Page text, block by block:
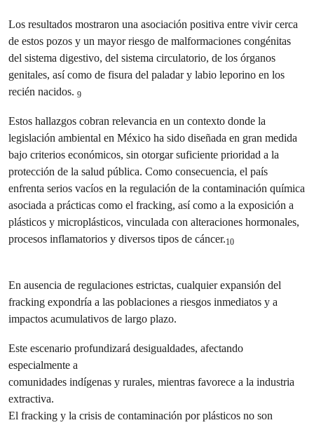
Los resultados mostraron una asociación positiva entre vivir cerca
de estos pozos y un mayor riesgo de malformaciones congénitas
del sistema digestivo, del sistema circulatorio, de los órganos
genitales, así como de fisura del paladar y labio leporino en los
recién nacidos. 9
Estos hallazgos cobran relevancia en un contexto donde la
legislación ambiental en México ha sido diseñada en gran medida
bajo criterios económicos, sin otorgar suficiente prioridad a la
protección de la salud pública. Como consecuencia, el país
enfrenta serios vacíos en la regulación de la contaminación química
asociada a prácticas como el fracking, así como a la exposición a
plásticos y microplásticos, vinculada con alteraciones hormonales,
procesos inflamatorios y diversos tipos de cáncer.10
En ausencia de regulaciones estrictas, cualquier expansión del
fracking expondría a las poblaciones a riesgos inmediatos y a
impactos acumulativos de largo plazo.
Este escenario profundizará desigualdades, afectando
especialmente a
comunidades indígenas y rurales, mientras favorece a la industria
extractiva.
El fracking y la crisis de contaminación por plásticos no son